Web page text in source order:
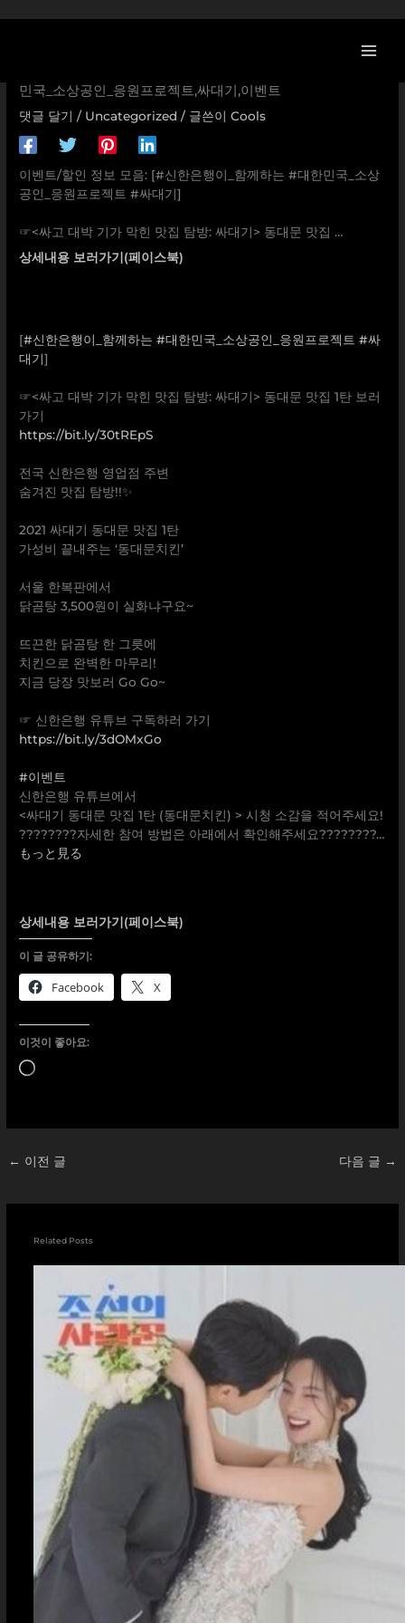
로
[신한은행 할인/이벤트] [#신한은행이_함께하는 #대한민국_
소상공인_응원프로젝트 #싸대기] ⠀ ☞<싸고 대박 기가 막힌
민국_소상공인_응원프로젝트,싸대기,이벤트
댓글 달기 / Uncategorized / 글쓴이Cools
이벤트/할인 정보 모음: [#신한은행이_함께하는 #대한민국_소상
공인_응원프로젝트 #싸대기]
☞<싸고 대박 기가 막힌 맛집 탐방: 싸대기> 동대문 맛집 …
상세내용 보러가기(페이스북)
[#신한은행이_함께하는 #대한민국_소상공인_응원프로젝트 #싸
대기]
☞<싸고 대박 기가 막힌 맛집 탐방: 싸대기> 동대문 맛집 1탄 보러
가기
https://bit.ly/30tREpS
전국 신한은행 영업점 주변
숨겨진 맛집 탐방!!✨
2021 싸대기 동대문 맛집 1탄
가성비 끝내주는 ‘동대문치킨’
서울 한복판에서
닭곰탕 3,500원이 실화냐구요~
뜨끈한 닭곰탕 한 그릇에
치킨으로 완벽한 마무리!
지금 당장 맛보러 Go Go~
☞ 신한은행 유튜브 구독하러 가기
https://bit.ly/3dOMxGo
#이벤트
신한은행 유튜브에서
<싸대기 동대문 맛집 1탄 (동대문치킨) > 시청 소감을 적어주세요!
????????자세한 참여 방법은 아래에서 확인해주세요????????…
もっと見る
상세내용 보러가기(페이스북)
이 글 공유하기:
Facebook X
이것이 좋아요:
로
← 이전 글 다음 글 →
Related Posts